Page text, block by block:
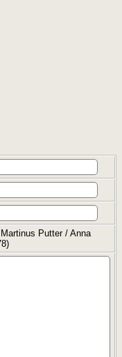
Putter / Anna